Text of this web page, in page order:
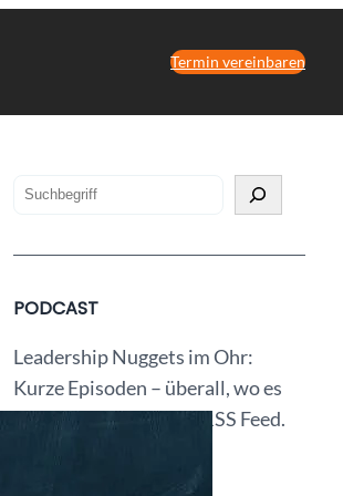
Termin vereinbaren
c
s
t
d
u
PODCAST
Leadership Nuggets im Ohr:
Kurze Episoden – überall, wo es
Podcasts gibt und per RSS Feed.